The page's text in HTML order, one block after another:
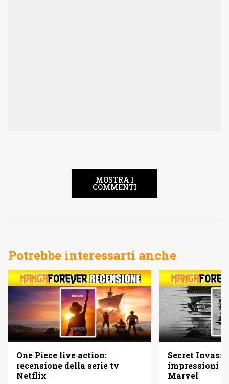
MOSTRA I
COMMENTI
Potrebbe interessarti anche
One Piece live action:
recensione della serie tv
Netflix
Secret
impressioni
Marvel